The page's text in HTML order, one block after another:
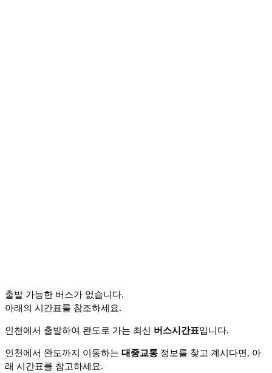
출발 가능한 버스가 없습니다.
아래의 시간표를 참조하세요.
인천에서 출발하여 완도로 가는 최신 버스시간표입니다.
인천에서 완도까지 이동하는 대중교통 정보를 찾고 계시다면, 아
래 시간표를 참고하세요.